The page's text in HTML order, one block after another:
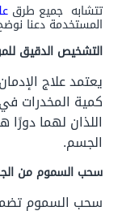
تتشابه جميع طرق
المستخدمة دعنا
التشخيص الدقيق
يعتمد علاج
كمية المخدرات
اللذان لهما
الجسم.
سحب السموم من
سحب السموم